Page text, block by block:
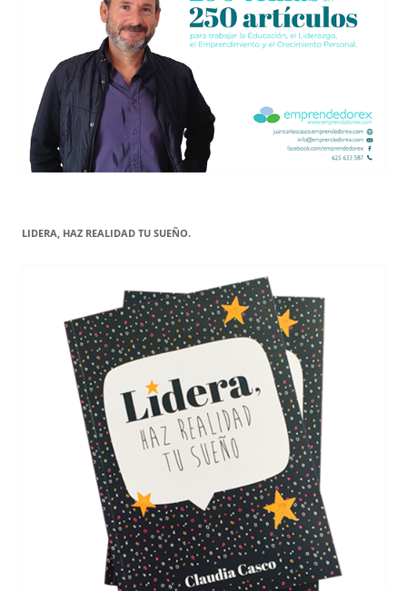
LIDERA, HAZ REALIDAD TU SUEÑO.